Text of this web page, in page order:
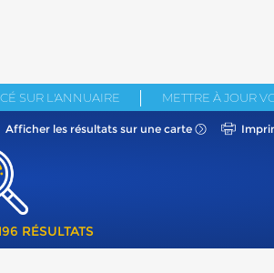
SUR L'ANNUAIRE METTRE À JOUR
Afficher les résultats sur une carte
RÉSULTATS